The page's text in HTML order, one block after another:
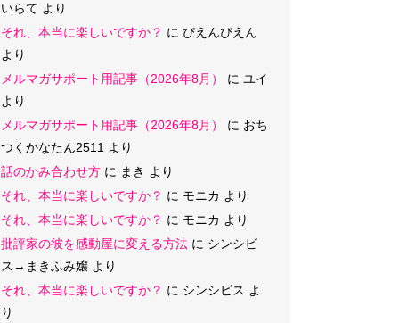
いらて より
それ、本当に楽しいですか？ に ぴえんぴえん
より
メルマガサポート用記事（2026年8月）
に ユイ
より
メルマガサポート用記事（2026年8月）
に おち
つくかなたん2511 より
話のかみ合わせ方 に まき より
それ、本当に楽しいですか？ に モニカ より
それ、本当に楽しいですか？ に モニカ より
批評家の彼を感動屋に変える方法 に シンシビ
ス→まきふみ嬢 より
それ、本当に楽しいですか？ に シンシビス よ
り